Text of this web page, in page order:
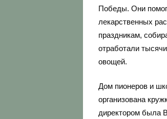
Победы. Они
лекарственных
праздникам,
отработали
овощей.
Дом пионеров и
организована
директором была